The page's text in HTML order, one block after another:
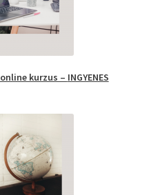
online kurzus – INGYENES